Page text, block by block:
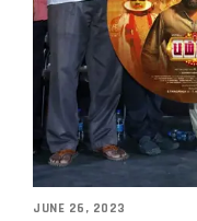
JUNE 26, 2023